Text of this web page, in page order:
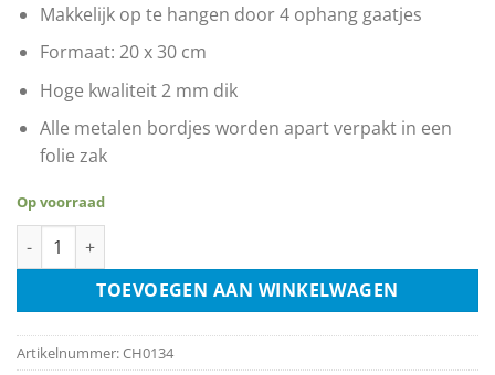
Makkelijk op te hangen door 4 ophang gaatjes
Formaat: 20 x 30 cm
Hoge kwaliteit 2 mm dik
Alle metalen bordjes worden apart verpakt in een
folie zak
Op voorraad
America's Favorite Champion Put The Spark Back In Your Life
TOEVOEGEN AAN WINKELWAGEN
Artikelnummer:CH0134